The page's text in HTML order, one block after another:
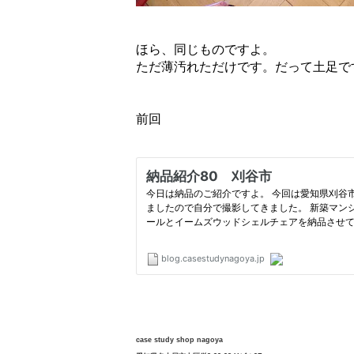
ほら、同じものですよ。
ただ薄汚れただけです。だって土足
前回
case study shop nagoya